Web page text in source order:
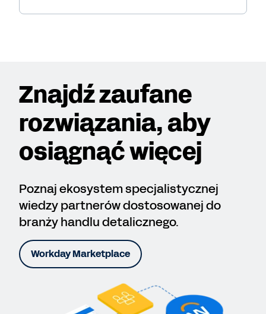
Znajdź zaufane
rozwiązania, aby
osiągnąć więcej
Poznaj ekosystem specjalistycznej
wiedzy partnerów dostosowanej do
branży handlu detalicznego.
Workday Marketplace